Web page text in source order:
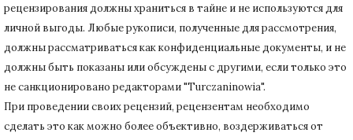
рецензирования должны храниться в тайне и не используются для
личной выгоды. Любые рукописи, полученные для рассмотрения,
должны рассматриваться как конфиденциальные документы, и не
должны быть показаны или обсуждены с другими, если только это
не санкционировано редакторами "Turczaninowia".
При проведении своих рецензий, рецензентам необходимо
сделать это как можно более объективно, воздерживаться от